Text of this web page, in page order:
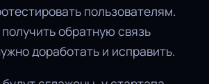
пользователям.
обратную связь
доработать и исправить.